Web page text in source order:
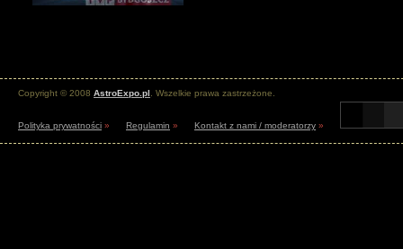
Copyright © 2008 AstroExpo.pl . Wszelkie prawa zastrzeżone.
Polityka prywatności » Regulamin » Kontakt z nami / moderatorzy »